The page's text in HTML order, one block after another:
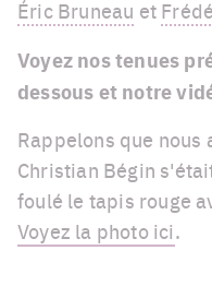
Éric Bruneau et
Voyez nos tenues
dessous et notre
Rappelons que nous
Christian Bégin
foulé le tapis rouge
Voyez la photo ici.